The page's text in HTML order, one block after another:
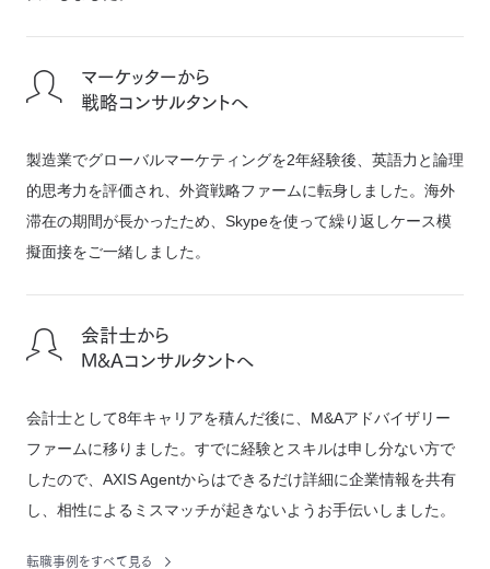
マーケッターから
戦略コンサルタントへ
製造業でグローバルマーケティングを2年経験後、英語力と論理
的思考力を評価され、外資戦略ファームに転身しました。海外
滞在の期間が長かったため、Skypeを使って繰り返しケース模
擬面接をご一緒しました。
会計士から
M&Aコンサルタントへ
会計士として8年キャリアを積んだ後に、M&Aアドバイザリー
ファームに移りました。すでに経験とスキルは申し分ない方で
したので、AXIS Agentからはできるだけ詳細に企業情報を共有
し、相性によるミスマッチが起きないようお手伝いしました。
転職事例をすべて見る